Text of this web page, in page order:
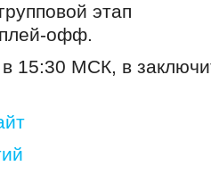
этап
офф.
15:30 МСК, в